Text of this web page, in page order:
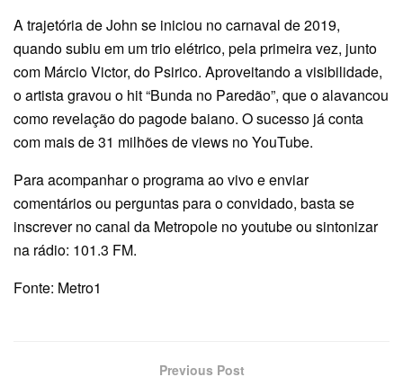
A trajetória de John se iniciou no carnaval de 2019,
quando subiu em um trio elétrico, pela primeira vez, junto
com Márcio Victor, do Psirico. Aproveitando a visibilidade,
o artista gravou o hit “Bunda no Paredão”, que o alavancou
como revelação do pagode baiano. O sucesso já conta
com mais de 31 milhões de views no YouTube.
Para acompanhar o programa ao vivo e enviar
comentários ou perguntas para o convidado, basta se
inscrever no canal da Metropole no youtube ou sintonizar
na rádio: 101.3 FM.
Fonte: Metro1
Previous Post